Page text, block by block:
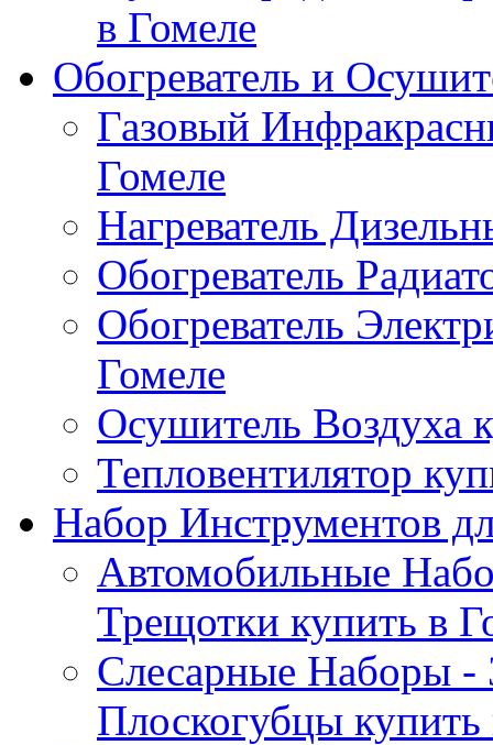
в Гомеле
Обогреватель и
Газовый
Гомеле
Нагреватель
Обогреватель
Обогреватель
Гомеле
Осушитель Воздуха
Тепловентилятор
Набор Инструментов
Автомобильные
Трещотки купить в
Слесарные Наборы
Плоскогубцы купить